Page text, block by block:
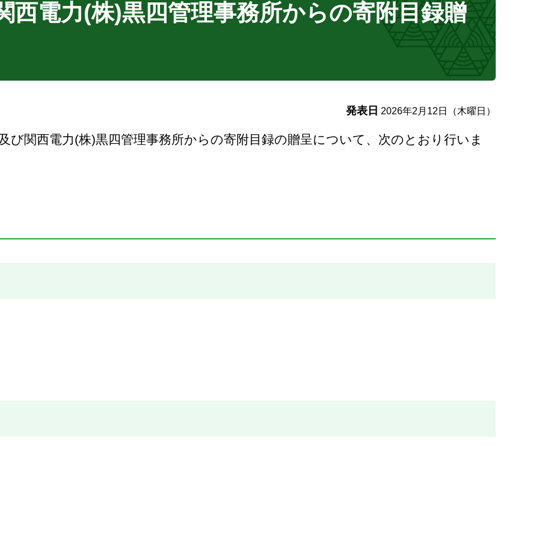
西電力(株)黒四管理事務所からの寄附目録贈
発表日 2026年2月12日（木曜日）
び関西電力(株)黒四管理事務所からの寄附目録の贈呈について、次のとおり行いま